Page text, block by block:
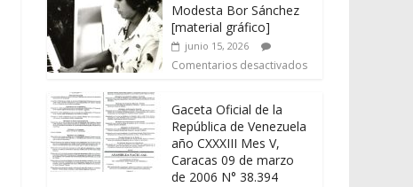
Modesta Bor Sánchez
[material gráfico]
junio 15, 2026
Comentarios desactivados
Gaceta Oficial de la
República de Venezuela
año CXXXIII Mes V,
Caracas 09 de marzo
de 2006 N° 38.394